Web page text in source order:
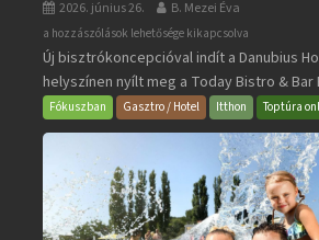
2026. június 26. B. Mezei Éva
Today
Bistro
&
Bar
bejegyzéshez
a hozzászólások lehetősége kikapcsolva
Új bisztrókoncepcióval indít a Danubius
helyszínen nyílt meg a Today Bistro & Bar
Fókuszban Gasztro / Hotel Itthon Toptúra